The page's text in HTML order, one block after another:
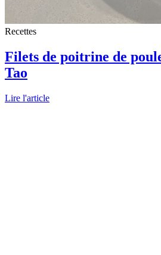
Recettes
Filets de poitrine de
Tao
Lire l'article